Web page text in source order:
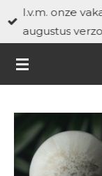
Ga
direct
de
I.v.m. onze
augustus